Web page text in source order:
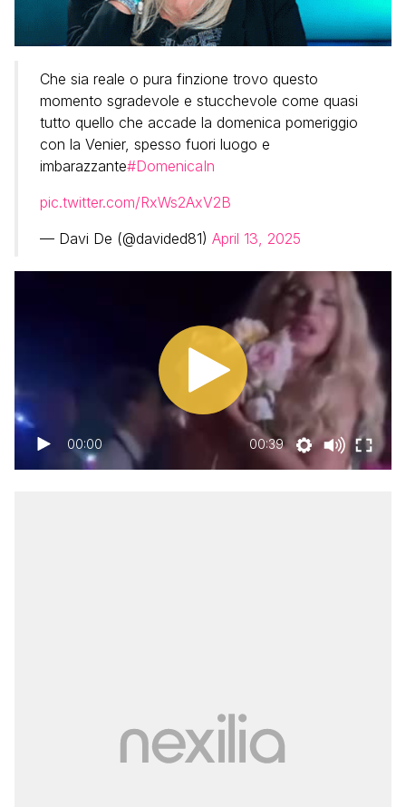
Che sia reale o pura finzione trovo questo
momento sgradevole e stucchevole come quasi
tutto quello che accade la domenica pomeriggio
con la Venier, spesso fuori luogo e
imbarazzante#DomenicaIn
pic.twitter.com/RxWs2AxV2B
— Davi De (@davided81) April 13, 2025
00:00 00:39